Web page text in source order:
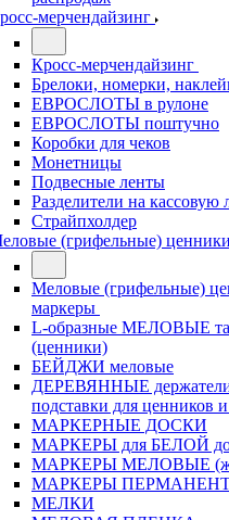
мерчендайзинг
Кросс-мерчендайзинг
Брелоки, номерки,
ЕВРОСЛОТЫ в рулоне
ЕВРОСЛОТЫ поштучно
Коробки для чеков
Монетницы
Подвесные ленты
Разделители на кассовую
Страйпхолдер
(грифельные)
Меловые (грифельные)
маркеры
L-образные МЕЛОВЫЕ
(ценники)
БЕЙДЖИ меловые
ДЕРЕВЯННЫЕ
подставки для ценников
МАРКЕРНЫЕ ДОСКИ
МАРКЕРЫ для БЕЛОЙ
МАРКЕРЫ МЕЛОВЫЕ
МАРКЕРЫ
МЕЛКИ